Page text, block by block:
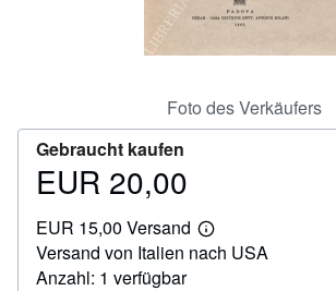
Foto des Verkäufers
Gebraucht kaufen
Preis
20,00
EUR 20,00
EUR 15,00 Versand
Weitere
Informationen
Versand von Italien nach USA
Anzahl: 1 verfügbar